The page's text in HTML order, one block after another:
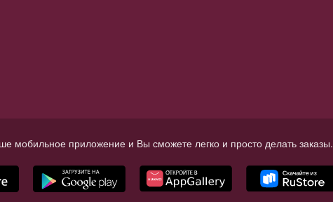
мобильное приложение и Вы сможете легко и просто делать заказы.